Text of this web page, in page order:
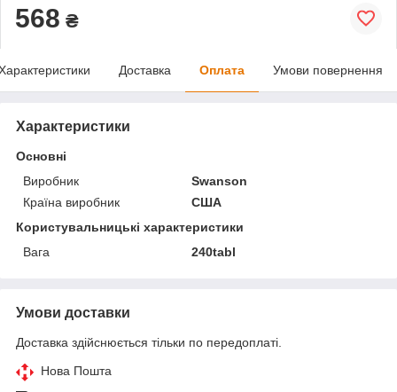
568 ₴
Доставка Оплата Умови повернення
Характеристики
Основні
Виробник
Swanson
Країна виробник
США
Користувальницькі характеристики
Вага
240tabl
Умови доставки
Доставка здійснюється тільки по передоплаті.
Нова Пошта